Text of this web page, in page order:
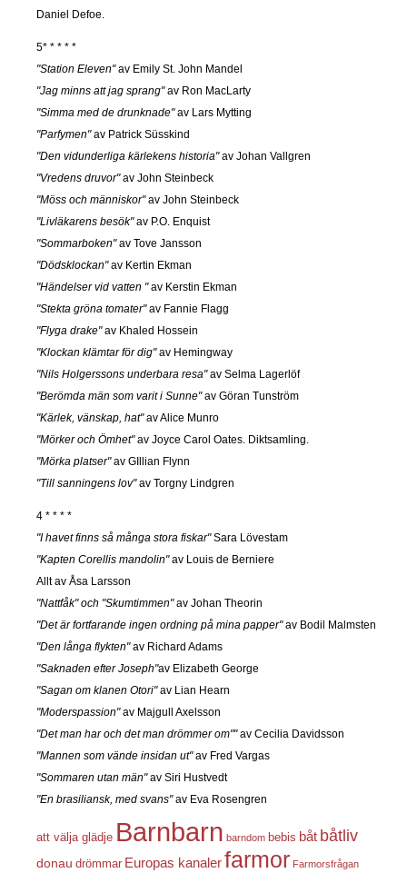
Daniel Defoe.
5* * * * *
"Station Eleven"av Emily St. John Mandel
"Jag minns att jag sprang"av Ron MacLarty
"Simma med de drunknade"av Lars Mytting
"Parfymen"av Patrick Süsskind
"Den vidunderliga kärlekens historia"av Johan Vallgren
"Vredens druvor"av John Steinbeck
"Möss och människor"av John Steinbeck
"Livläkarens besök"av P.O. Enquist
"Sommarboken"av Tove Jansson
"Dödsklockan"av Kertin Ekman
"Händelser vid vatten "av Kerstin Ekman
"Stekta gröna tomater"av Fannie Flagg
"Flyga drake"av Khaled Hossein
"Klockan klämtar för dig"av Hemingway
"Nils Holgerssons underbara resa"av Selma Lagerlöf
"Berömda män som varit i Sunne"av Göran Tunström
"Kärlek, vänskap, hat"av Alice Munro
"Mörker och Ömhet"av Joyce Carol Oates. Diktsamling.
"Mörka platser"av GIllian Flynn
"Till sanningens lov"av Torgny Lindgren
4 * * * *
"I havet finns så många stora fiskar"Sara Lövestam
"Kapten Corellis mandolin"av Louis de Berniere
Allt av Åsa Larsson
"Nattfåk" och "Skumtimmen"av Johan Theorin
"Det är fortfarande ingen ordning på mina papper"av Bodil Malmsten
"Den långa flykten"av Richard Adams
"Saknaden efter Joseph"av Elizabeth George
"Sagan om klanen Otori"av Lian Hearn
"Moderspassion"av Majgull Axelsson
"Det man har och det man drömmer om""av Cecilia Davidsson
"Mannen som vände insidan ut"av Fred Vargas
"Sommaren utan män"av Siri Hustvedt
"En brasiliansk, med svans"av Eva Rosengren
att välja glädje Barnbarn barndom bebis båt båtliv
donau drömmar Europas kanalerfarmor Farmorsfrågan